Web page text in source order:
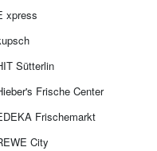
xpress
Sütterlin
Frische Center
Frischemarkt
City